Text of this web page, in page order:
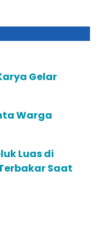
Gelar
Warga
Luas di
Saat